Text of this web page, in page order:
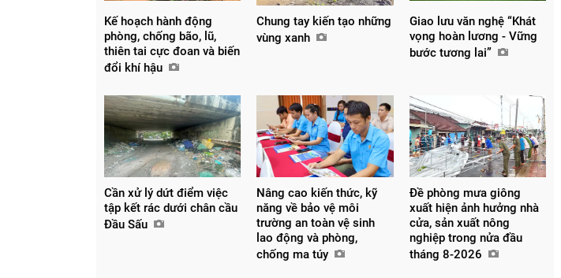
Kế hoạch hành động
phòng, chống bão, lũ,
thiên tai cực đoan và biến
đổi khí hậu
Chung tay kiến tạo những
vùng xanh
Giao lưu văn nghệ “Khát
vọng hoàn lương - Vững
bước tương lai”
Cần xử lý dứt điểm việc
tập kết rác dưới chân cầu
Đầu Sấu
Nâng cao kiến thức, kỹ
năng về bảo vệ môi
trường an toàn vệ sinh
lao động và phòng,
chống ma túy
Đề phòng mưa giông
xuất hiện ảnh hưởng nhà
cửa, sản xuất nông
nghiệp trong nửa đầu
tháng 8-2026